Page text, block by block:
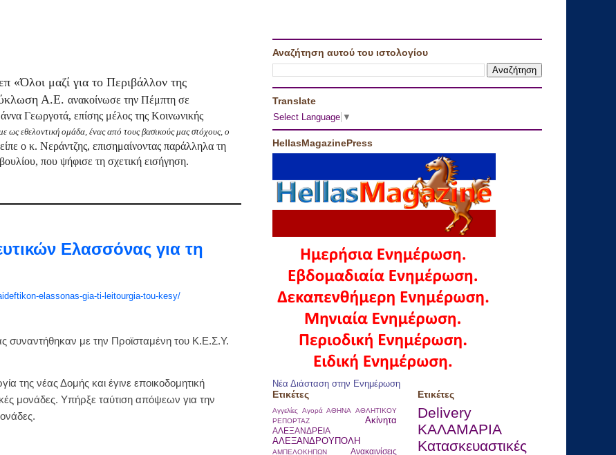
μαζί για το Περιβάλλον της
Α.Ε. ανακοίνωσε την Πέμπτη σε
Γεωργοτά, επίσης μέλος της Κοινωνικής
ως εθελοντική ομάδα, ένας από τους βασικούς μας στόχους, ο
είπε ο κ. Νεράντζης, επισημαίνοντας παράλληλα τη
που ψήφισε τη σχετική εισήγηση.
Ελασσόνας για τη
elassonas-gia-ti-leitourgia-tou-kesy/
με την Προϊσταμένη του Κ.Ε.Σ.Υ.
της νέας Δομής και έγινε εποικοδομητική
μονάδες. Υπήρξε ταύτιση απόψεων για την
Αναζήτηση αυτού του ιστολογίου
Translate
Select Language ▼
HellasMagazinePress
Νέα Διάσταση στην Ενημέρωση
Ετικέτες
Αγγελίες Αγορά ΑΘΗΝΑ
ΑΘΛΗΤΙΚΟΥ
ΡΕΠΟΡΤΑΖ
Ακίνητα
ΑΛΕΞΑΝΔΡΕΙΑ
ΑΛΕΞΑΝΔΡΟΥΠΟΛΗ
ΑΜΠΕΛΟΚΗΠΩΝ Ανακαινίσεις
Ετικέτες
Delivery
ΚΑΛΑΜΑΡΙΑ
Κατασκευαστικές